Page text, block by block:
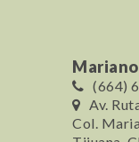
(664)
Av.
Col.